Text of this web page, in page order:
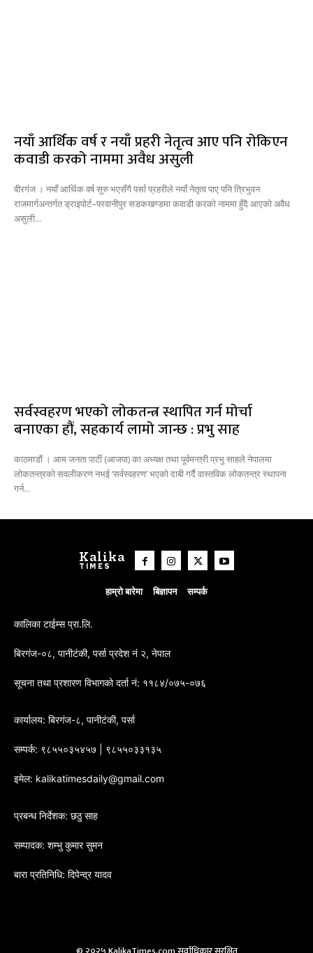
नयाँ आर्थिक वर्ष र नयाँ प्रहरी नेतृत्व आए पनि रोकिएन
कवाडी करको नाममा अवैध असुली
वीरगंज । नयाँ आर्थिक वर्ष सुरु भएसँगै पर्सा प्रहरीले नयाँ नेतृत्व पाए पनि त्रिभुवन
राजमार्गअन्तर्गत ड्राइपोर्ट–परवानीपुर सडकखण्डमा कवाडी करको नाममा हुँदै आएको अवैध
असुली...
सर्वस्वहरण भएको लोकतन्त्र स्थापित गर्न मोर्चा
बनाएका हौं, सहकार्य लामो जान्छ : प्रभु साह
काठमाडौं । आम जनता पार्टी (आजपा) का अध्यक्ष तथा पूर्वमन्त्री प्रभु साहले नेपालमा
लोकतन्त्रको सवलीकरण नभई ‘सर्वस्वहरण’ भएको दाबी गर्दै वास्तविक लोकतन्त्र स्थापना
गर्न...
Kalika
TIMES
हाम्रो बारेमा बिज्ञापन सम्पर्क
कालिका टाईम्स प्रा.लि.
बिरगंज-०८, पानीटंकी, पर्सा प्रदेश नं २, नेपाल
सूचना तथा प्रशारण विभागको दर्ता नं: ११८४/०७५-०७६
कार्यालय: बिरगंज-८, पानीटंकी, पर्सा
सम्पर्क: ९८५५०३५४५७ | ९८५५०३३१३५
इमेल: kalikatimesdaily@gmail.com
प्रबन्ध निर्देशक: छठु साह
सम्पादक: शम्भु कुमार सुमन
बारा प्रतिनिधि: दिपेन्द्र यादव